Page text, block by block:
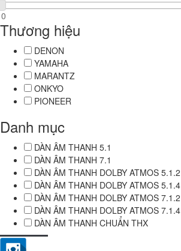
Thương hiệu
DENON
YAMAHA
MARANTZ
ONKYO
PIONEER
Danh mục
DÀN ÂM THANH 5.1
DÀN ÂM THANH 7.1
DÀN ÂM THANH DOLBY ATMOS 5.1.2
DÀN ÂM THANH DOLBY ATMOS 5.1.4
DÀN ÂM THANH DOLBY ATMOS 7.1.2
DÀN ÂM THANH DOLBY ATMOS 7.1.4
DÀN ÂM THANH CHUẨN THX